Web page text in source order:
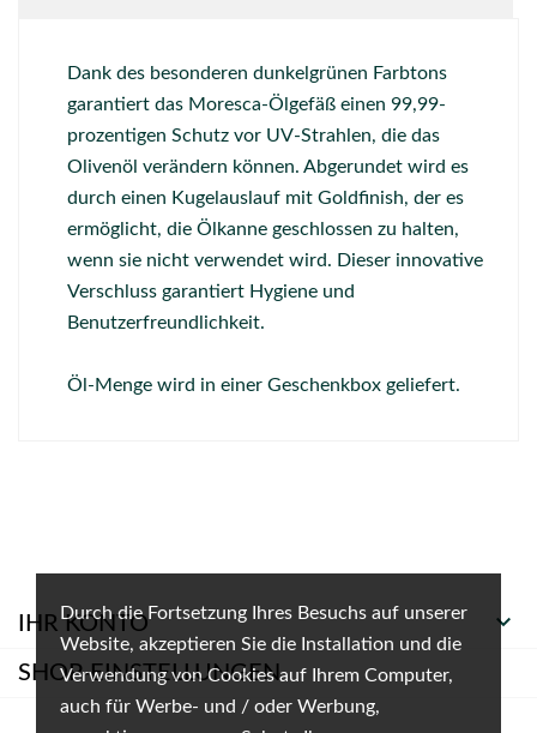
Durch die Fortsetzung Ihres Besuchs auf unserer
Website, akzeptieren Sie die Installation und die
Verwendung von Cookies auf Ihrem Computer,
auch für Werbe- und / oder Werbung,
Dank des besonderen dunkelgrünen Farbtons
garantiert das Moresca-Ölgefäß einen 99,99-
prozentigen Schutz vor UV-Strahlen, die das
Olivenöl verändern können. Abgerundet wird es
durch einen Kugelauslauf mit Goldfinish, der es
ermöglicht, die Ölkanne geschlossen zu halten,
wenn sie nicht verwendet wird. Dieser innovative
Verschluss garantiert Hygiene und
Benutzerfreundlichkeit.
Öl-Menge wird in einer Geschenkbox geliefert.
IHR KONTO 
SHOP-EINSTELLUNGEN